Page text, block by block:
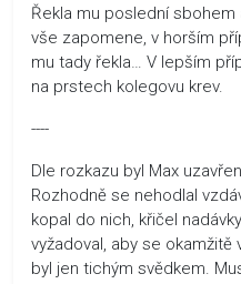
Řekla mu poslední
vše zapomene, v horším
mu tady řekla… V lepším
na prstech kolegovu krev.
----
Dle rozkazu byl Max
Rozhodně se nehodlal
kopal do nich, křičel
vyžadoval, aby se okamžitě
byl jen tichým svědkem.